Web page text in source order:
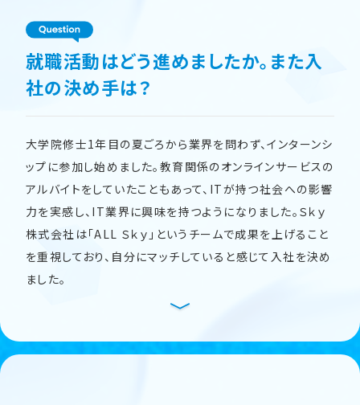
就職活動はどう進めましたか。また入
社の決め手は？
大学院修士1年目の夏ごろから業界を問わず、インターンシ
ップに参加し始めました。教育関係のオンラインサービスの
アルバイトをしていたこともあって、ITが持つ社会への影響
力を実感し、IT業界に興味を持つようになりました。Ｓｋｙ
株式会社は「ALL Ｓｋｙ」というチームで成果を上げること
を重視しており、自分にマッチしていると感じて入社を決め
ました。